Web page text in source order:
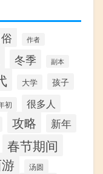
作者
冬季 副本
大学 孩子
初 很多人
攻略 新年
春节期间
汤圆